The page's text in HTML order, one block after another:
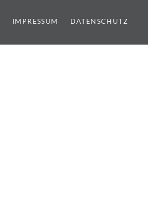
IMPRESSUM DATENSCHUTZ